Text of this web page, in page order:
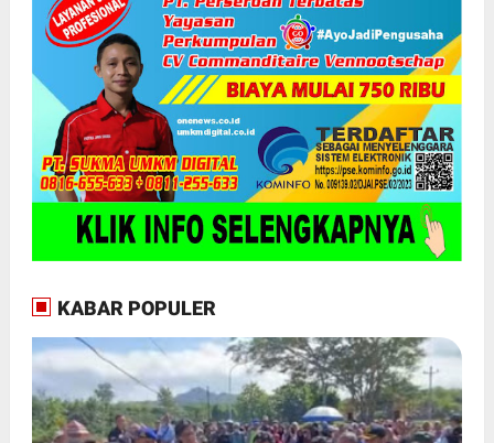
KABAR POPULER